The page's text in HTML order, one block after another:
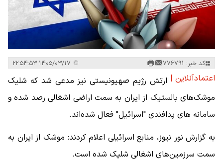
کد خبر: 776791
اعتمادآنلاین | ارتش رژیم صهیونیستی نیز مدعی شد که شلیک
موشک‌های بالستیک از ایران به سمت اراضی اشغالی رصد شده و
سامانه های پدافندی "اسرائیل" فعال شده‌اند.
به گزارش نور نیوز، منابع اسرائیلی اعلام کردند: موشک از ایران به
سمت سرزمین‌های اشغالی شلیک شده است.